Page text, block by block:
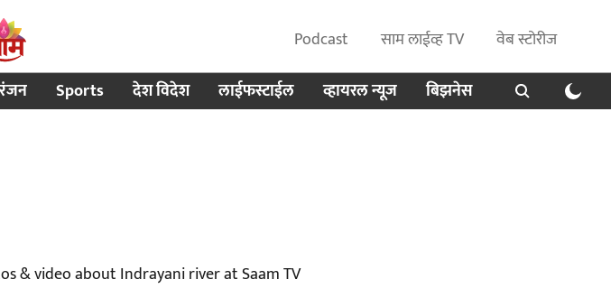
Podcast साम लाईव्ह TV
वेब स्टोरीज
Sports देश विदेश लाईफस्टाईल व्हायरल न्यूज बिझनेस
& video about Indrayani river at Saam TV